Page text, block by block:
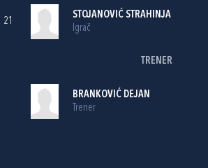
21
STOJANOVIĆ STRAHINJA
Igrač
TRENER
BRANKOVIĆ DEJAN
Trener